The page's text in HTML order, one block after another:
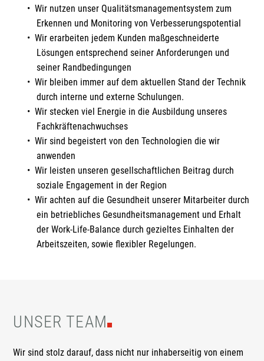
Wir nutzen unser Qualitätsmanagementsystem zum
Erkennen und Monitoring von Verbesserungspotential
Wir erarbeiten jedem Kunden maßgeschneiderte
Lösungen entsprechend seiner Anforderungen und
seiner Randbedingungen
Wir bleiben immer auf dem aktuellen Stand der Technik
durch interne und externe Schulungen.
Wir stecken viel Energie in die Ausbildung unseres
Fachkräftenachwuchses
Wir sind begeistert von den Technologien die wir
anwenden
Wir leisten unseren gesellschaftlichen Beitrag durch
soziale Engagement in der Region
Wir achten auf die Gesundheit unserer Mitarbeiter durch
ein betriebliches Gesundheitsmanagement und Erhalt
der Work-Life-Balance durch gezieltes Einhalten der
Arbeitszeiten, sowie flexibler Regelungen.
UNSER TEAM
Wir sind stolz darauf, dass nicht nur inhaberseitig von einem